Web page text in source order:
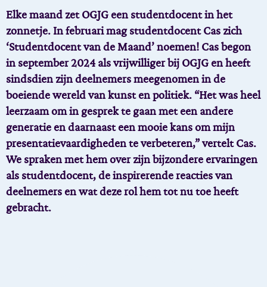
Elke maand zet OGJG een studentdocent in het
zonnetje. In februari mag studentdocent Cas zich
‘Studentdocent van de Maand’ noemen! Cas begon
in september 2024 als vrijwilliger bij OGJG en heeft
sindsdien zijn deelnemers meegenomen in de
boeiende wereld van kunst en politiek. “Het was heel
leerzaam om in gesprek te gaan met een andere
generatie en daarnaast een mooie kans om mijn
presentatievaardigheden te verbeteren,” vertelt Cas.
We spraken met hem over zijn bijzondere ervaringen
als studentdocent, de inspirerende reacties van
deelnemers en wat deze rol hem tot nu toe heeft
gebracht.